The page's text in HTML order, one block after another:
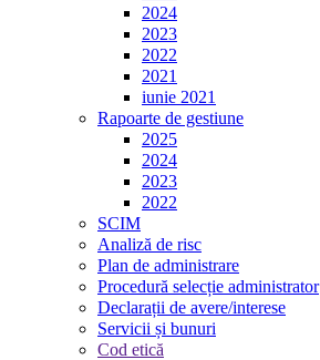
2024
2023
2022
2021
iunie 2021
Rapoarte de gestiune
2025
2024
2023
2022
SCIM
Analiză de risc
Plan de administrare
Procedură selecție administrator
Declarații de avere/interese
Servicii și bunuri
Cod etică